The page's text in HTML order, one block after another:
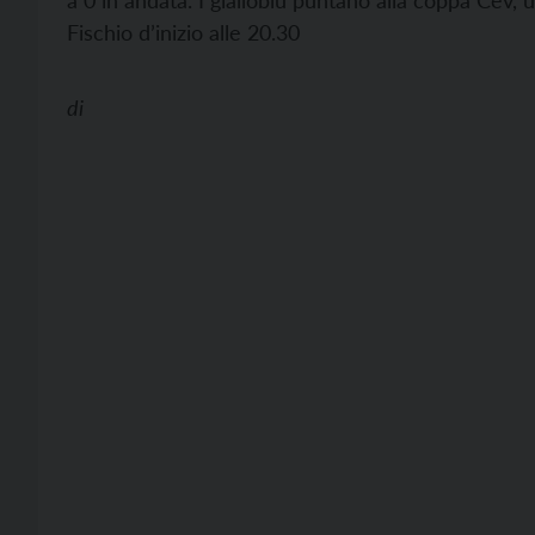
Fischio d’inizio alle 20.30
di